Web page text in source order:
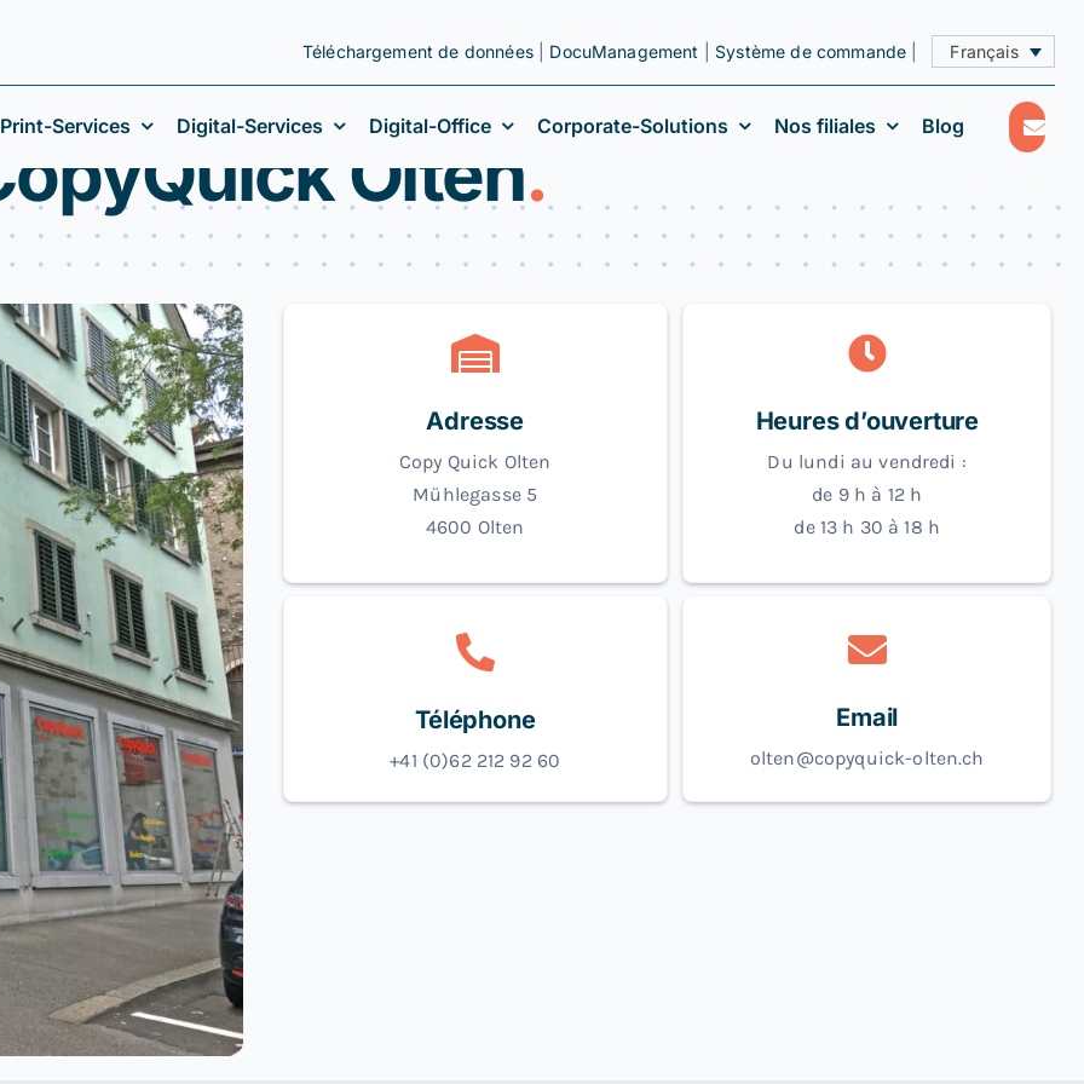
Téléchargement de données| DocuManagement Système de commande Français
Print-Services Digital-Services Digital-Office Corporate-Solutions Nos filiales Blog
Olten.
Adresse
Copy Quick Olten
Mühlegasse 5
4600 Olten
Heures d’ouverture
Du lundi au vendredi :
de 9 h à 12 h
de 13 h 30 à 18 h
Téléphone
+41 (0)62 212 92 60
Email
olten@copyquick-olten.ch